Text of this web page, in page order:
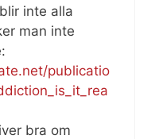
inte alla
man inte
publicatio
bra om